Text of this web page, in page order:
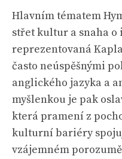
Hlavním tématem
střet kultur a snaha
reprezentovaná
často neúspěšnými
anglického jazyka a
myšlenkou je pak
která pramení z
kulturní bariéry
vzájemném